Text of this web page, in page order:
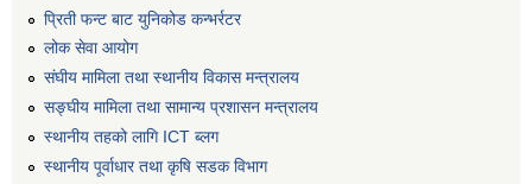
प्रिती फन्ट बाट युनिकोड कन्भर्रटर
लोक सेवा आयोग
संघीय मामिला तथा स्थानीय विकास मन्त्रालय
सङ्घीय मामिला तथा सामान्य प्रशासन मन्त्रालय
स्थानीय तहको लागि ICT ब्लग
स्थानीय पूर्वाधार तथा कृषि सडक विभाग